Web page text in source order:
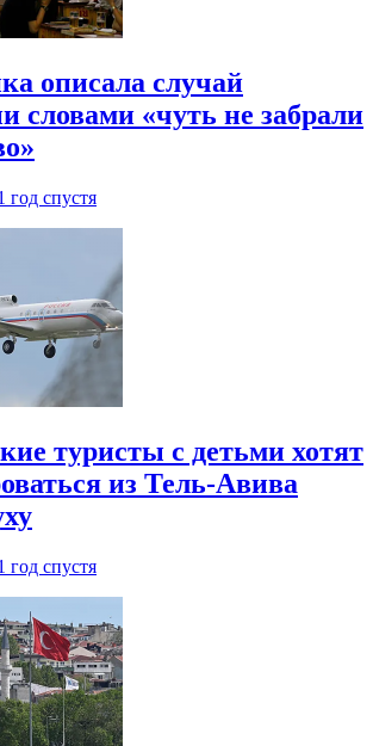
описала случай
словами «чуть не забрали
год спустя
туристы с детьми хотят
из Тель-Авива
год спустя